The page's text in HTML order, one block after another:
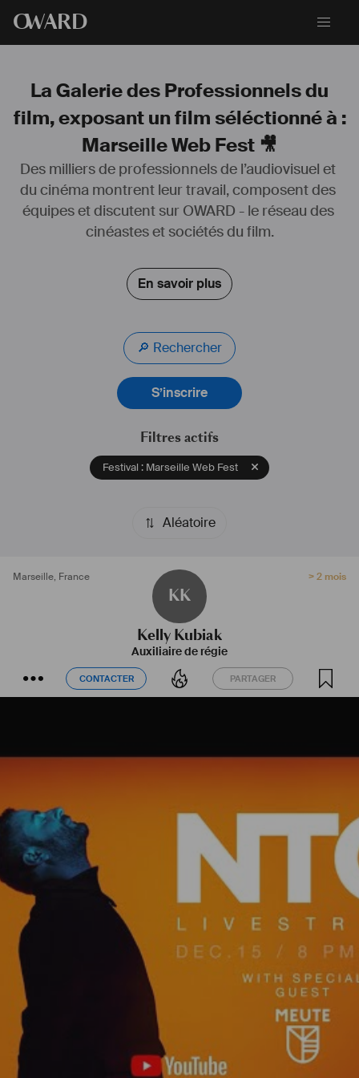
OWARD
La Galerie des Professionnels du
film, exposant un film séléctionné à :
Marseille Web Fest 🎥
Des milliers de professionnels de l’audiovisuel et
du cinéma montrent leur travail, composent des
équipes et discutent sur OWARD - le réseau des
cinéastes et sociétés du film.
En savoir plus
🔎 Rechercher
S’inscrire
Filtres actifs
Festival : Marseille Web Fest
Aléatoire
Marseille, France
KK
> 2 mois
Kelly Kubiak
Auxiliaire de régie
CONTACTER PARTAGER
CONTACTER PARTAGER